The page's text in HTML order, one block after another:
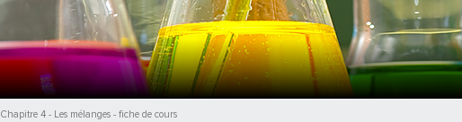
Chapitre 4 - Les mélanges - fiche de cours